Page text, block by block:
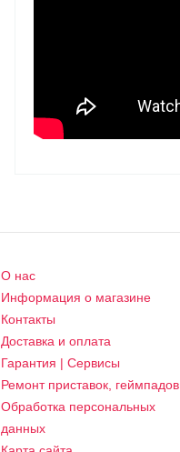
О нас
Информация о магазине
Контакты
Доставка и оплата
Гарантия | Сервисы
Ремонт приставок, геймпадов
Обработка персональных
данных